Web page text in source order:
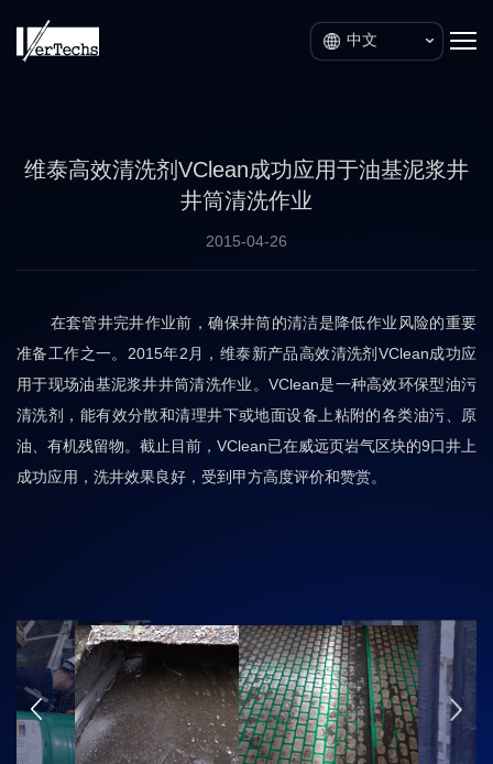
中文
维泰高效清洗剂VClean成功应用于油基泥浆井
井筒清洗作业
2015-04-26
在套管井完井作业前，确保井筒的清洁是降低作业风险的重要
准备工作之一。2015年2月，维泰新产品高效清洗剂VClean成功应
用于现场油基泥浆井井筒清洗作业。VClean是一种高效环保型油污
清洗剂，能有效分散和清理井下或地面设备上粘附的各类油污、原
油、有机残留物。截止目前，VClean已在威远页岩气区块的9口井上
成功应用，洗井效果良好，受到甲方高度评价和赞赏。